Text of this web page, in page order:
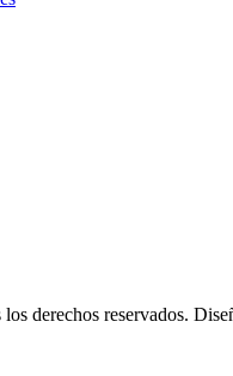
derechos reservados.